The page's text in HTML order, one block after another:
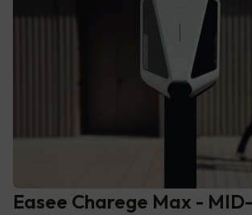
Easee Charege Max -